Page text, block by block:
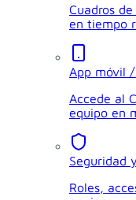
Cuadros
en tiempo
App móvil
Accede al
equipo en
Seguridad
Roles,